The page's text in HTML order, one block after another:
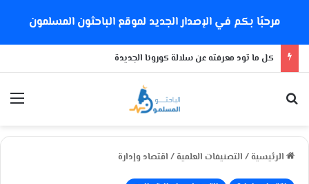
مرحبًا بكم في الإصدار الجديد لموقع الباحثون المسلمون
كل ما تود معرفته عن سلالة كورونا الجديدة
الرئيسية / التصنيفات العلمية / اقتصاد وإدارة